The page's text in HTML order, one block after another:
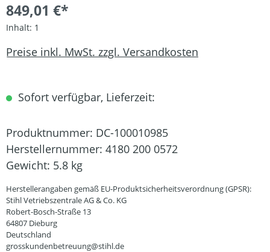
849,01 €*
Inhalt: 1
Preise inkl. MwSt. zzgl. Versandkosten
Sofort verfügbar, Lieferzeit:
Produktnummer: DC-100010985
Herstellernummer: 4180 200 0572
Gewicht: 5.8 kg
Herstellerangaben gemäß EU-Produktsicherheitsverordnung (GPSR):
Stihl Vetriebszentrale AG & Co. KG
Robert-Bosch-Straße 13
64807 Dieburg
Deutschland
grosskundenbetreuung@stihl.de